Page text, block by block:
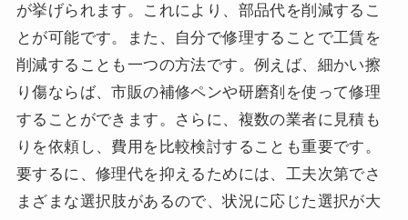
が挙げられます。これにより、部品代を削減するこ
とが可能です。また、自分で修理することで工賃を
削減することも一つの方法です。例えば、細かい擦
り傷ならば、市販の補修ペンや研磨剤を使って修理
することができます。さらに、複数の業者に見積も
りを依頼し、費用を比較検討することも重要です。
要するに、修理代を抑えるためには、工夫次第でさ
まざまな選択肢があるので、状況に応じた選択が大